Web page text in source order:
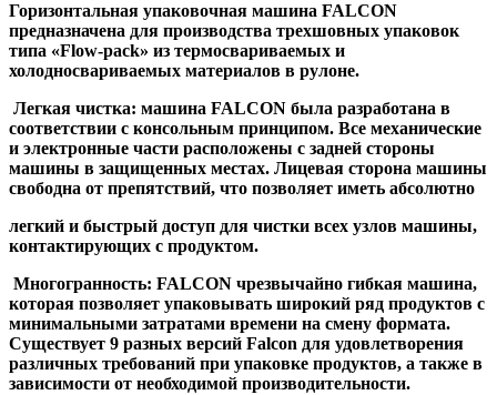
Горизонтальная упаковочная машина FALCON
предназначена для производства трехшовных упаковок
типа «Flow-pack» из термосвариваемых и
холодносвариваемых материалов в рулоне.
Легкая чистка: машина FALCON была разработана в
соответствии с консольным принципом. Все механические
и электронные части расположены с задней стороны
машины в защищенных местах. Лицевая сторона машины
свободна от препятствий, что позволяет иметь абсолютно
легкий и быстрый доступ для чистки всех узлов машины,
контактирующих с продуктом.
Многогранность: FALCON чрезвычайно гибкая машина,
которая позволяет упаковывать широкий ряд продуктов с
минимальными затратами времени на смену формата.
Существует 9 разных версий Falcon для удовлетворения
различных требований при упаковке продуктов, а также в
зависимости от необходимой производительности.